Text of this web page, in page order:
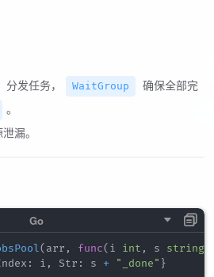
分发任务， WaitGroup
确保全部完
。
漏。
( arr , func( i int , s string
: i , Str : s + "_done" }